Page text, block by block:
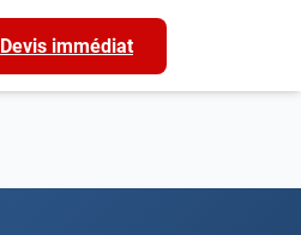
Devis immédiat